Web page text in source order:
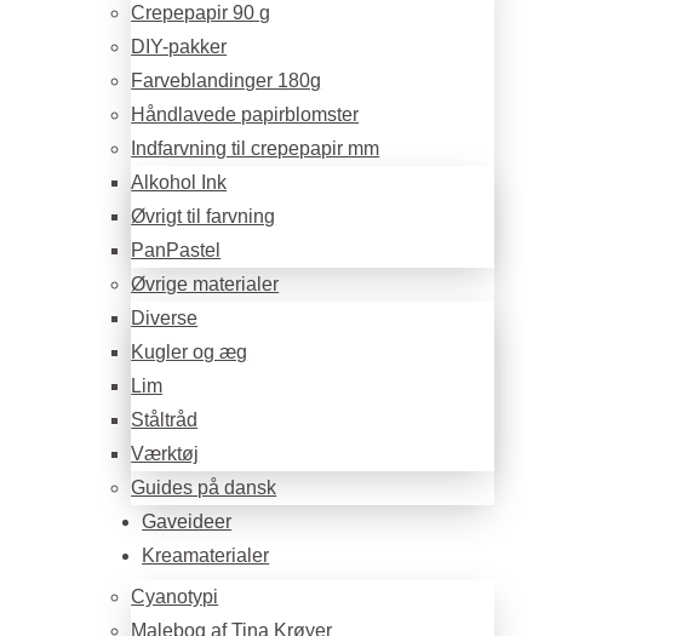
Crepepapir 90 g
DIY-pakker
Farveblandinger 180g
Håndlavede papirblomster
Indfarvning til crepepapir mm
Alkohol Ink
Øvrigt til farvning
PanPastel
Øvrige materialer
Diverse
Kugler og æg
Lim
Ståltråd
Værktøj
Guides på dansk
Gaveideer
Kreamaterialer
Cyanotypi
Malebog af Tina Krøyer